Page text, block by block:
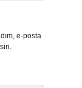
e-posta